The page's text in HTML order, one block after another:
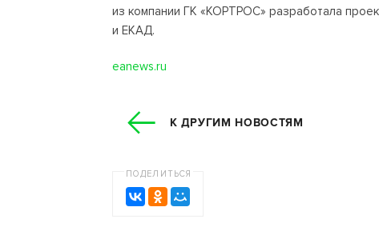
из компании ГК «КОРТРОС» разработала
и ЕКАД.
eanews.ru
К ДРУГИМ НОВОСТЯМ
ПОДЕЛИТЬСЯ